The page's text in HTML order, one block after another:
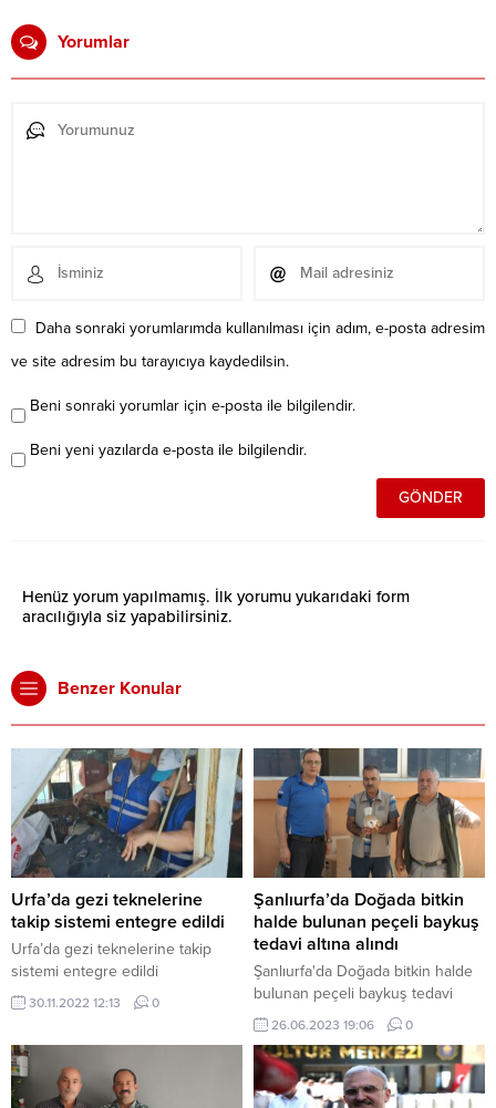
Yorumlar
Daha sonraki yorumlarımda kullanılması için adım, e-posta adresim
ve site adresim bu tarayıcıya kaydedilsin.
Beni sonraki yorumlar için e-posta ile bilgilendir.
Beni yeni yazılarda e-posta ile bilgilendir.
Henüz yorum yapılmamış. İlk yorumu yukarıdaki form
aracılığıyla siz yapabilirsiniz.
Benzer Konular
Urfa’da gezi teknelerine
takip sistemi entegre edildi
Urfa’da gezi teknelerine takip
sistemi entegre edildi
30.11.2022 12:13 0
Şanlıurfa’da Doğada bitkin
halde bulunan peçeli baykuş
tedavi altına alındı
Şanlıurfa'da Doğada bitkin halde
bulunan peçeli baykuş tedavi
altına alındı
26.06.2023 19:06 0